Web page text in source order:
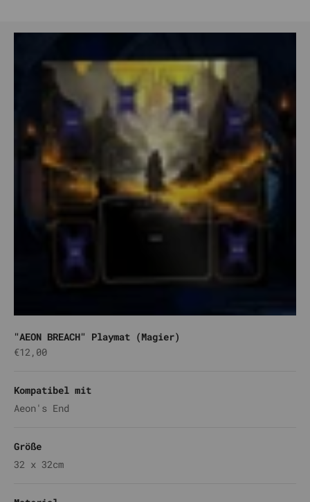
"AEON BREACH" Playmat (Magier)
Angebot
€12,00
Kompatibel mit
Aeon's End
Größe
32 x 32cm